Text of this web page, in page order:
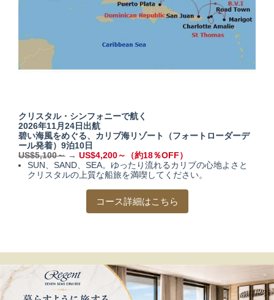
クリスタル・シンフォニーで航く
2026年11月24日出航
碧い海風をめぐる、カリブ海リゾート
（フォートローダーデ
ール発着）9泊10日
US$5,100～ → US$4,200～（約18％OFF）
SUN、SAND、SEA。ゆったり流れるカリブの心地よさと
クリスタルの上質な船旅を満喫してください。
コース詳細はこちら